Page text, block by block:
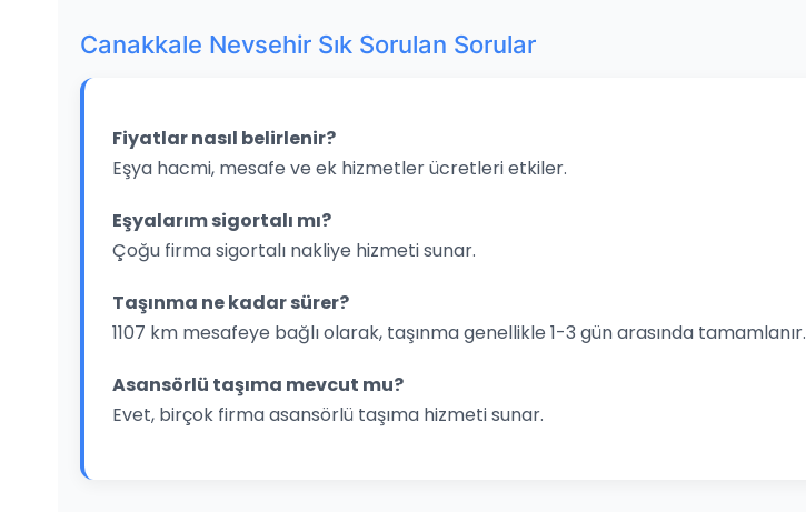
Canakkale Nevsehir Sık Sorulan Sorular
Fiyatlar nasıl belirlenir?
Eşya hacmi, mesafe ve ek hizmetler ücretleri etkiler.
Eşyalarım sigortalı mı?
Çoğu firma sigortalı nakliye hizmeti sunar.
Taşınma ne kadar sürer?
1107 km mesafeye bağlı olarak, taşınma genellikle 1-3 gün arasında tamamlanır.
Asansörlü taşıma mevcut mu?
Evet, birçok firma asansörlü taşıma hizmeti sunar.